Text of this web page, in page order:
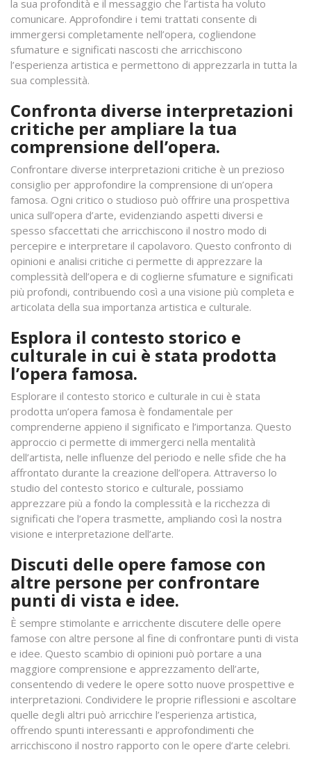
la sua profondità e il messaggio che l’artista ha voluto
comunicare. Approfondire i temi trattati consente di
immergersi completamente nell’opera, cogliendone
sfumature e significati nascosti che arricchiscono
l’esperienza artistica e permettono di apprezzarla in tutta la
sua complessità.
Confronta diverse interpretazioni
critiche per ampliare la tua
comprensione dell’opera.
Confrontare diverse interpretazioni critiche è un prezioso
consiglio per approfondire la comprensione di un’opera
famosa. Ogni critico o studioso può offrire una prospettiva
unica sull’opera d’arte, evidenziando aspetti diversi e
spesso sfaccettati che arricchiscono il nostro modo di
percepire e interpretare il capolavoro. Questo confronto di
opinioni e analisi critiche ci permette di apprezzare la
complessità dell’opera e di coglierne sfumature e significati
più profondi, contribuendo così a una visione più completa e
articolata della sua importanza artistica e culturale.
Esplora il contesto storico e
culturale in cui è stata prodotta
l’opera famosa.
Esplorare il contesto storico e culturale in cui è stata
prodotta un’opera famosa è fondamentale per
comprenderne appieno il significato e l’importanza. Questo
approccio ci permette di immergerci nella mentalità
dell’artista, nelle influenze del periodo e nelle sfide che ha
affrontato durante la creazione dell’opera. Attraverso lo
studio del contesto storico e culturale, possiamo
apprezzare più a fondo la complessità e la ricchezza di
significati che l’opera trasmette, ampliando così la nostra
visione e interpretazione dell’arte.
Discuti delle opere famose con
altre persone per confrontare
punti di vista e idee.
È sempre stimolante e arricchente discutere delle opere
famose con altre persone al fine di confrontare punti di vista
e idee. Questo scambio di opinioni può portare a una
maggiore comprensione e apprezzamento dell’arte,
consentendo di vedere le opere sotto nuove prospettive e
interpretazioni. Condividere le proprie riflessioni e ascoltare
quelle degli altri può arricchire l’esperienza artistica,
offrendo spunti interessanti e approfondimenti che
arricchiscono il nostro rapporto con le opere d’arte celebri.